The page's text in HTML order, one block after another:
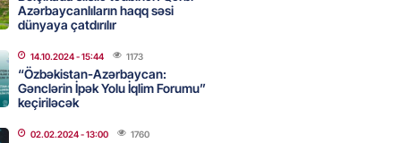
- 14:30
Biznes-dən mikro biznes
5%-dək endirim
- 14:28
Azərbaycanlıların haqq səsi
dünyaya çatdırılır
14.10.2024- 15:44 1173
“Özbəkistan-Azərbaycan:
Gənclərin İpək Yolu İqlim Forumu”
keçiriləcək
02.02.2024- 13:00 1760